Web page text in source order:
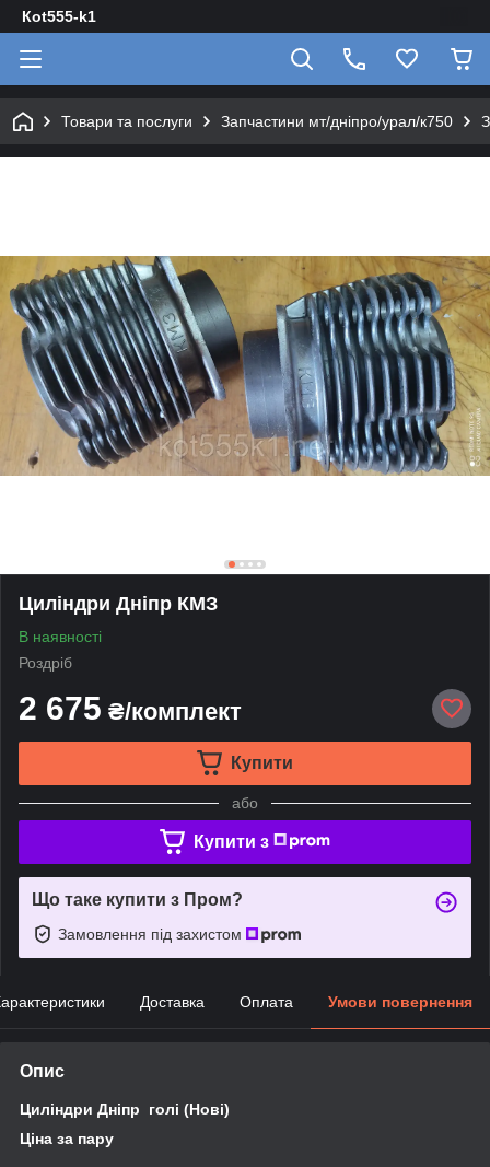
Кot555-k1
Товари та послуги Запчастини мт/дніпро/урал/к750
Циліндри Дніпр КМЗ
В наявності
Роздріб
2 675 ₴/комплект
Купити
або
Купити з
Що таке купити з Пром?
Замовлення під захистом
Доставка Оплата Умови повернення
Опис
Циліндри Дніпр голі (Нові)
Ціна за пару